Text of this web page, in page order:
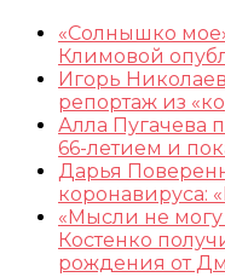
«Солнышко
Климовой
Игорь
репортаж из
Алла Пугачева
66-летием и
Дарья
коронавируса:
«Мысли не могу
Костенко
рождения от